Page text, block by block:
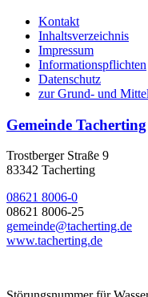
Kontakt
Inhaltsverzeichnis
Impressum
Informationspflichten
Datenschutz
zur Grund- und
Gemeinde Tacherting
Trostberger Straße 9
83342 Tacherting
08621 8006-0
08621 8006-25
gemeinde@tacherting.de
www.tacherting.de